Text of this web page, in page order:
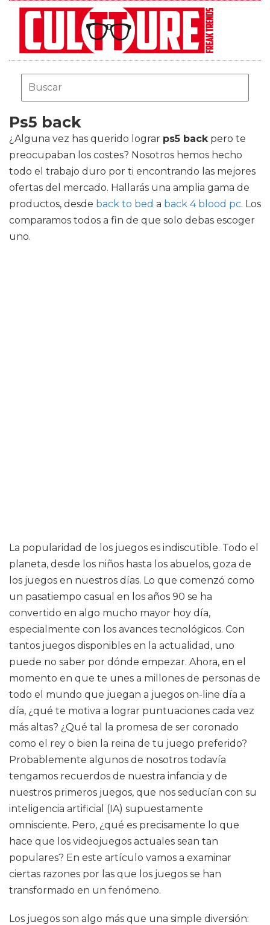
Ps5 back
¿Alguna vez has querido lograr ps5 backpero te
preocupaban los costes? Nosotros hemos hecho
todo el trabajo duro por ti encontrando las mejores
ofertas del mercado. Hallarás una amplia gama de
productos, desde back to bed a back 4 blood pc. Los
comparamos todos a fin de que solo debas escoger
uno.
La popularidad de los juegos es indiscutible. Todo el
planeta, desde los niños hasta los abuelos, goza de
los juegos en nuestros días. Lo que comenzó como
un pasatiempo casual en los años 90 se ha
convertido en algo mucho mayor hoy día,
especialmente con los avances tecnológicos. Con
tantos juegos disponibles en la actualidad, uno
puede no saber por dónde empezar. Ahora, en el
momento en que te unes a millones de personas de
todo el mundo que juegan a juegos on-line día a
día, ¿qué te motiva a lograr puntuaciones cada vez
más altas? ¿Qué tal la promesa de ser coronado
como el rey o bien la reina de tu juego preferido?
Probablemente algunos de nosotros todavía
tengamos recuerdos de nuestra infancia y de
nuestros primeros juegos, que nos seducían con su
inteligencia artificial (IA) supuestamente
omnisciente. Pero, ¿qué es precisamente lo que
hace que los videojuegos actuales sean tan
populares? En este artículo vamos a examinar
ciertas razones por las que los juegos se han
transformado en un fenómeno.
Los juegos son algo más que una simple diversión: